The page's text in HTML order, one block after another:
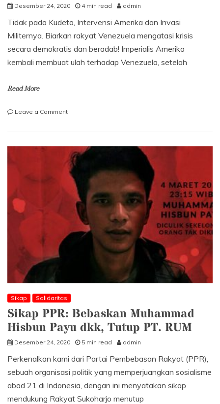
Desember 24, 2020 4 min read admin
Tidak pada Kudeta, Intervensi Amerika dan Invasi
Militernya. Biarkan rakyat Venezuela mengatasi krisis
secara demokratis dan beradab! Imperialis Amerika
kembali membuat ulah terhadap Venezuela, setelah
Read More
Leave a Commenton
untuk
Venezuela
Sikap Solidaritas
Sikap PPR: Bebaskan Muhammad
Hisbun Payu dkk, Tutup PT. RUM
Desember 24, 2020 5 min read admin
Perkenalkan kami dari Partai Pembebasan Rakyat (PPR),
sebuah organisasi politik yang memperjuangkan sosialisme
abad 21 di Indonesia, dengan ini menyatakan sikap
mendukung Rakyat Sukoharjo menutup